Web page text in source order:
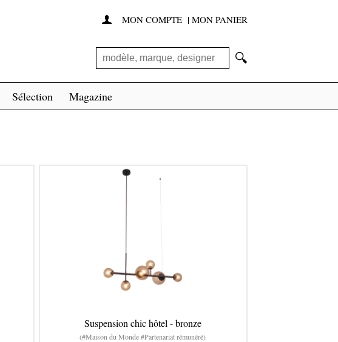
 MON COMPTE | MON PANIER
🔍
Sélection Magazine
Suspension chic hôtel - bronze
(#Maison du Monde #Partenariat rémunéré)